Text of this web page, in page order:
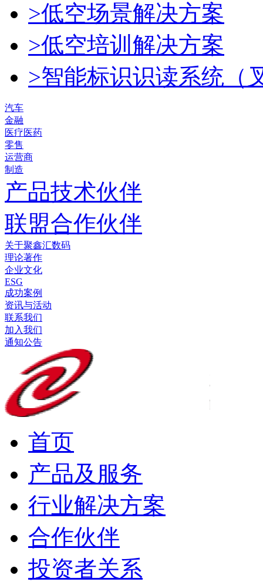
>低空场景解决方案
>低空培训解决方案
>智能标识识读系统（
汽车
金融
医疗医药
零售
运营商
制造
产品技术伙伴
联盟合作伙伴
关于聚鑫汇数码
理论著作
企业文化
ESG
成功案例
资讯与活动
联系我们
加入我们
通知公告
首页
产品及服务
行业解决方案
合作伙伴
投资者关系